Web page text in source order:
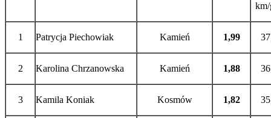
1 Patrycja Piechowiak Kamień 1,99
2 Karolina Chrzanowska Kamień 1,88
3 Kamila Koniak Kosmów 1,82